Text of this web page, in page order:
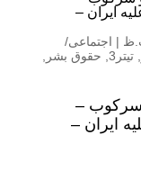
ایران –
| اجتماعی/
تیتر3 , حقوق بشر
–
ایران –